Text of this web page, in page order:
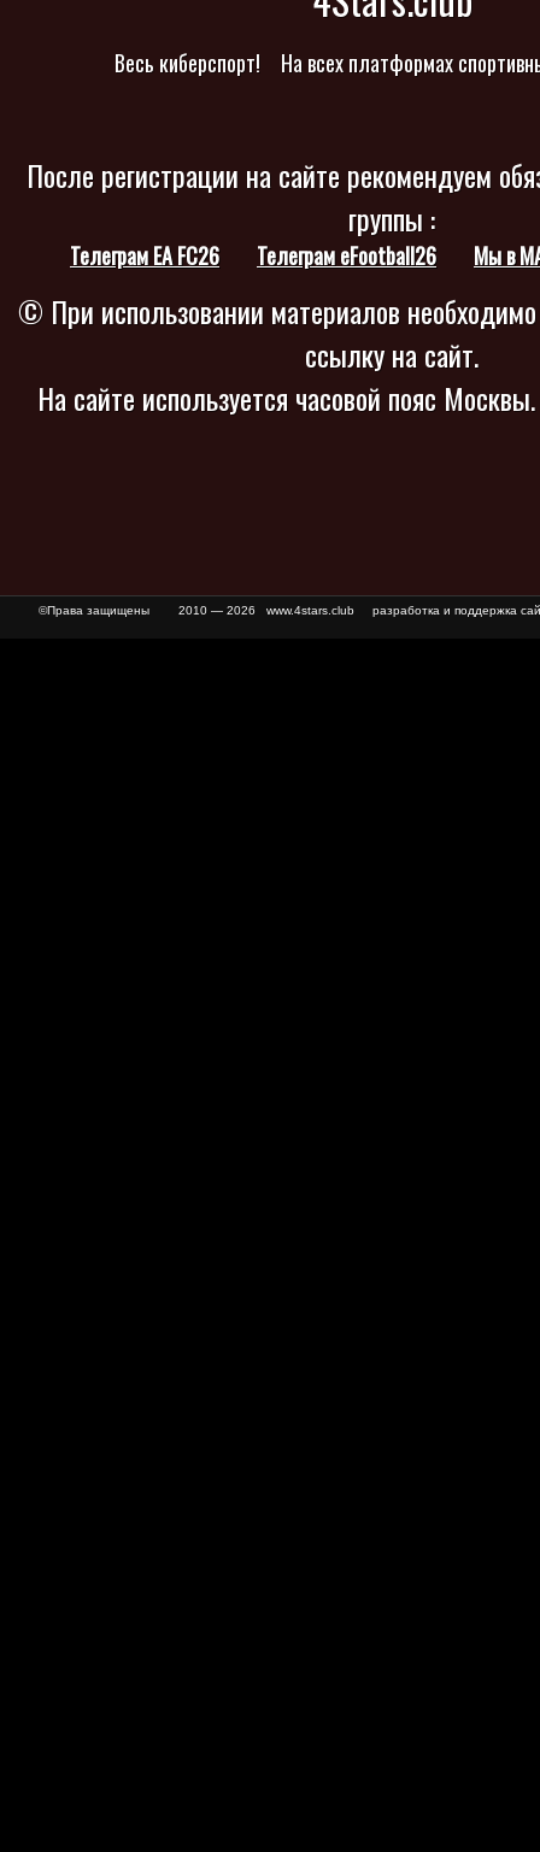
Весь киберспорт! На всех платформах
После регистрации на сайте рекомендуем
группы :
Телеграм EA FC26 Телеграм eFootball26 Мы в
© При использовании материалов
ссылку на сайт.
На сайте используется часовой пояс
©Права защищены 2010 — 2026 www.4stars.club разработка и поддержка